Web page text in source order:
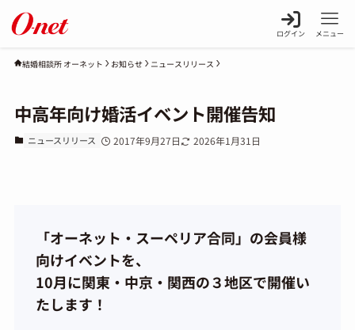
ログイン メニュー
結婚相談所 オーネット お知らせ ニュースリリース
中高年向け婚活イベント開催告知
ニュースリリース 2017年9月27日 2026年1月31日
「オーネット・スーペリア合同」の会員様
向けイベントを、
10月に関東・中京・関西の３地区で開催い
たします！